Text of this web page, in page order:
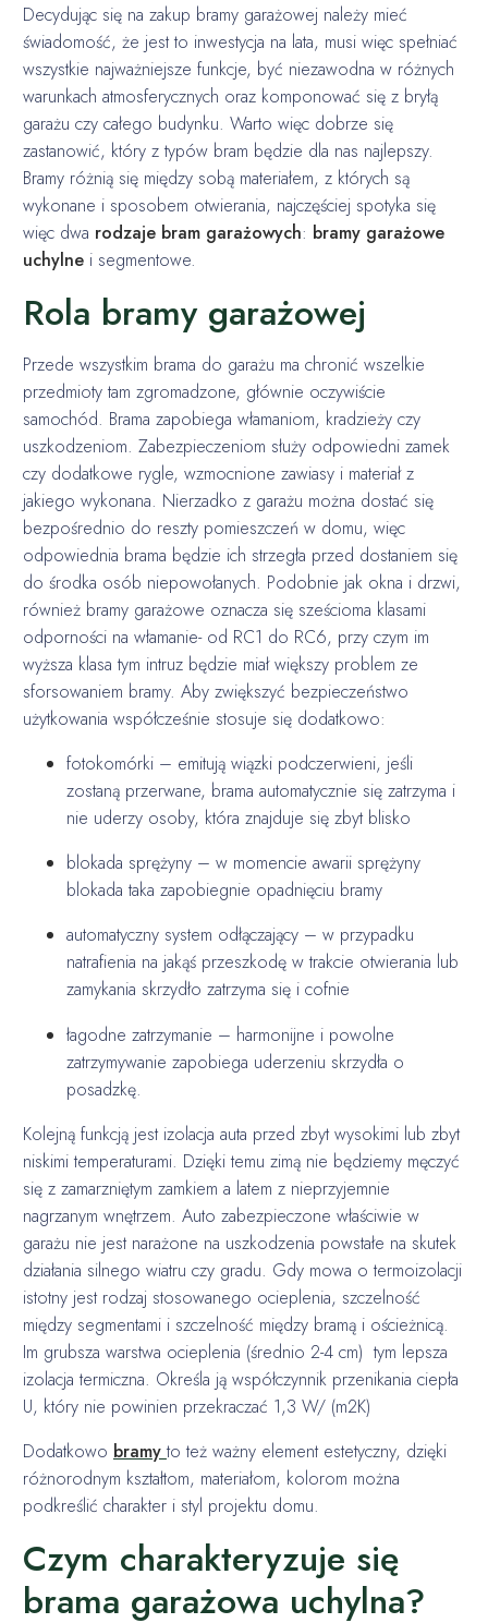
Decydując się na zakup bramy garażowej należy mieć
świadomość, że jest to inwestycja na lata, musi więc spełniać
wszystkie najważniejsze funkcje, być niezawodna w różnych
warunkach atmosferycznych oraz komponować się z bryłą
garażu czy całego budynku. Warto więc dobrze się
zastanowić, który z typów bram będzie dla nas najlepszy.
Bramy różnią się między sobą materiałem, z których są
wykonane i sposobem otwierania, najczęściej spotyka się
więc dwa rodzaje bram garażowych: bramy garażowe
uchylne i segmentowe.
Rola bramy garażowej
Przede wszystkim brama do garażu ma chronić wszelkie
przedmioty tam zgromadzone, głównie oczywiście
samochód. Brama zapobiega włamaniom, kradzieży czy
uszkodzeniom. Zabezpieczeniom służy odpowiedni zamek
czy dodatkowe rygle, wzmocnione zawiasy i materiał z
jakiego wykonana. Nierzadko z garażu można dostać się
bezpośrednio do reszty pomieszczeń w domu, więc
odpowiednia brama będzie ich strzegła przed dostaniem się
do środka osób niepowołanych. Podobnie jak okna i drzwi,
również bramy garażowe oznacza się sześcioma klasami
odporności na włamanie- od RC1 do RC6, przy czym im
wyższa klasa tym intruz będzie miał większy problem ze
sforsowaniem bramy. Aby zwiększyć bezpieczeństwo
użytkowania współcześnie stosuje się dodatkowo:
fotokomórki – emitują wiązki podczerwieni, jeśli
zostaną przerwane, brama automatycznie się zatrzyma i
nie uderzy osoby, która znajduje się zbyt blisko
blokada sprężyny – w momencie awarii sprężyny
blokada taka zapobiegnie opadnięciu bramy
automatyczny system odłączający – w przypadku
natrafienia na jakąś przeszkodę w trakcie otwierania lub
zamykania skrzydło zatrzyma się i cofnie
łagodne zatrzymanie – harmonijne i powolne
zatrzymywanie zapobiega uderzeniu skrzydła o
posadzkę.
Kolejną funkcją jest izolacja auta przed zbyt wysokimi lub zbyt
niskimi temperaturami. Dzięki temu zimą nie będziemy męczyć
się z zamarzniętym zamkiem a latem z nieprzyjemnie
nagrzanym wnętrzem. Auto zabezpieczone właściwie w
garażu nie jest narażone na uszkodzenia powstałe na skutek
działania silnego wiatru czy gradu. Gdy mowa o termoizolacji
istotny jest rodzaj stosowanego ocieplenia, szczelność
między segmentami i szczelność między bramą i ościeżnicą.
Im grubsza warstwa ocieplenia (średnio 2-4 cm) tym lepsza
izolacja termiczna. Określa ją współczynnik przenikania ciepła
U, który nie powinien przekraczać 1,3 W/ (m2K)
Dodatkowo bramyto też ważny element estetyczny, dzięki
różnorodnym kształtom, materiałom, kolorom można
podkreślić charakter i styl projektu domu.
Czym charakteryzuje się
brama garażowa uchylna?